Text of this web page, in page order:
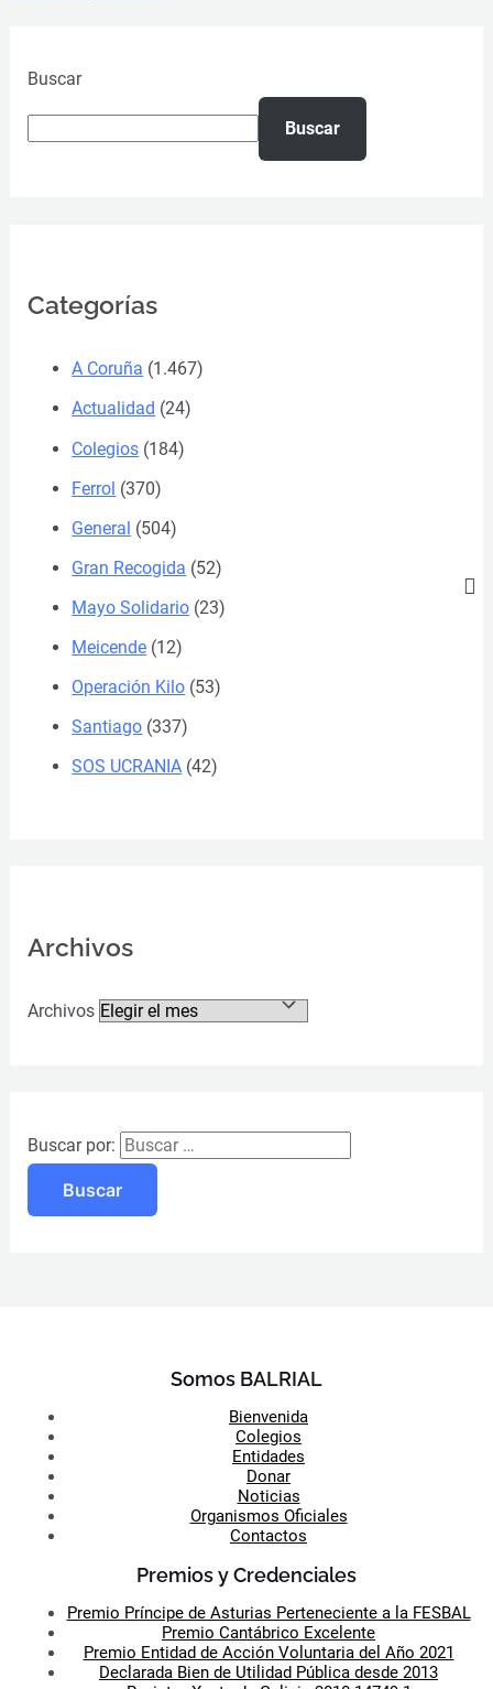
Buscar
Buscar
Categorías
A Coruña (1.467)
Actualidad (24)
Colegios (184)
Ferrol (370)
General (504)
Gran Recogida (52)
Mayo Solidario (23)
Meicende (12)
Operación Kilo (53)
Santiago (337)
SOS UCRANIA (42)
Archivos
Archivos
Buscar por:
Somos BALRIAL
Bienvenida
Colegios
Entidades
Donar
Noticias
Organismos Oficiales
Contactos
Premios y Credenciales
Premio Príncipe de Asturias Perteneciente a la FESBAL
Premio Cantábrico Excelente
Premio Entidad de Acción Voluntaria del Año 2021
Declarada Bien de Utilidad Pública desde 2013